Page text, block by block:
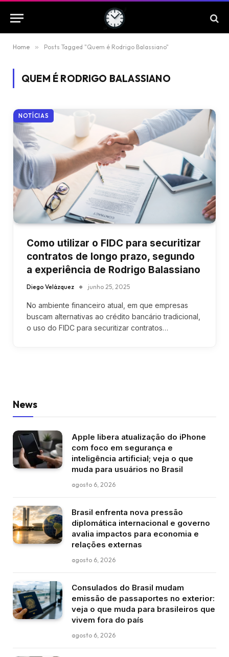
Home » Posts Tagged "Quem é Rodrigo Balassiano"
QUEM É RODRIGO BALASSIANO
NOTÍCIAS
Como utilizar o FIDC para securitizar
contratos de longo prazo, segundo
a experiência de Rodrigo Balassiano
Diego Velázquez junho 25, 2025
No ambiente financeiro atual, em que empresas
buscam alternativas ao crédito bancário tradicional,
o uso do FIDC para securitizar contratos…
News
Apple libera atualização do iPhone
com foco em segurança e
inteligência artificial; veja o que
muda para usuários no Brasil
agosto 6, 2026
Brasil enfrenta nova pressão
diplomática internacional e governo
avalia impactos para economia e
relações externas
agosto 6, 2026
Consulados do Brasil mudam
emissão de passaportes no exterior:
veja o que muda para brasileiros que
vivem fora do país
agosto 6, 2026